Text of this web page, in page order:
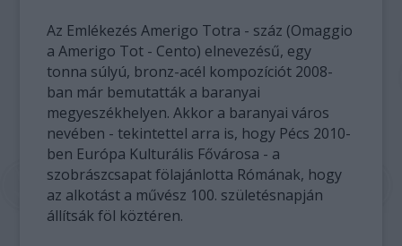
Az Emlékezés Amerigo Totra - száz (Omaggio
a Amerigo Tot - Cento) elnevezésű, egy
tonna súlyú, bronz-acél kompozíciót 2008-
ban már bemutatták a baranyai
megyeszékhelyen. Akkor a baranyai város
nevében - tekintettel arra is, hogy Pécs 2010-
ben Európa Kulturális Fővárosa - a
szobrászcsapat fölajánlotta Rómának, hogy
az alkotást a művész 100. születésnapján
állítsák föl köztéren.